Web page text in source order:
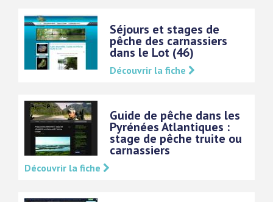
Séjours et stages de
pêche des carnassiers
dans le Lot (46)
Découvrir la fiche
Guide de pêche dans les
Pyrénées Atlantiques :
stage de pêche truite ou
carnassiers
Découvrir la fiche